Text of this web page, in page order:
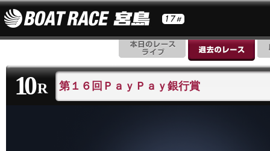
10 R 第１６回ＰａｙＰａｙ銀行賞